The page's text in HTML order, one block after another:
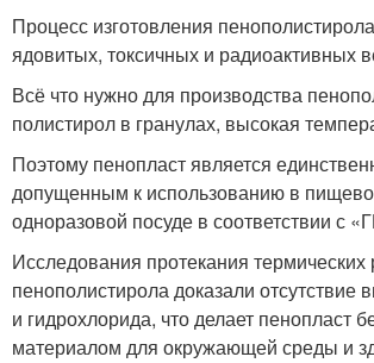
Процесс изготовления
ядовитых, токсичных и радиоактивных
Всё что нужно для производства
полистирол в гранулах, высокая
Поэтому пенопласт является
допущенным к использованию в
одноразовой посуде в соответствии с
Исследования протекания термических
пенополистирола доказали отсутствие
и гидрохлорида, что делает пенопласт
материалом для окружающей среды и